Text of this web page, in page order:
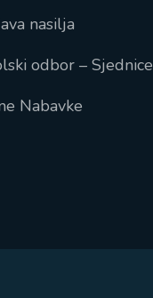
nasilja
odbor – Sjednice
Nabavke